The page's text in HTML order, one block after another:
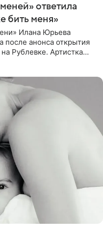
ответила
бить меня»
Илана Юрьева
после анонса открытия
Рублевке. Артистка